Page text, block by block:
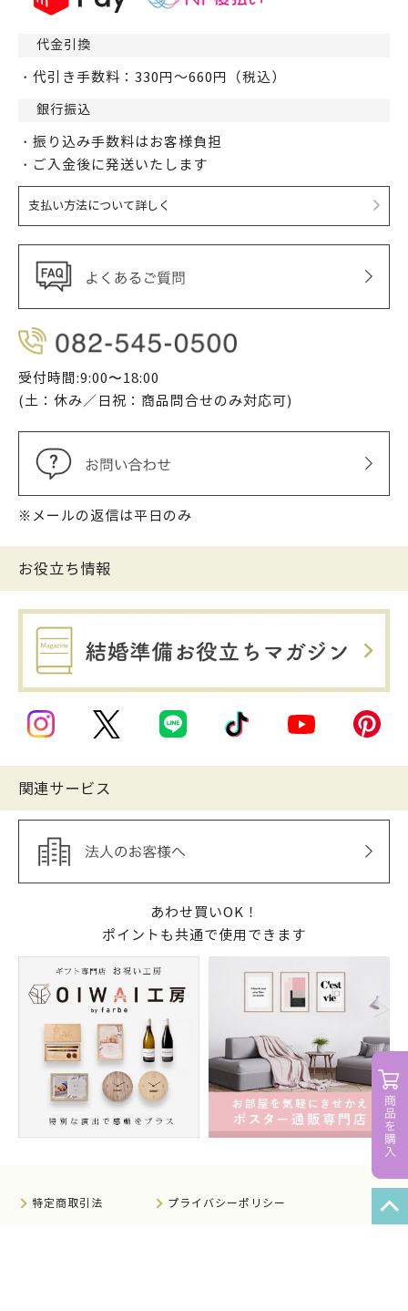
代金引換
・代引き手数料：330円～660円（税込）
銀行振込
・振り込み手数料はお客様負担
・ご入金後に発送いたします
支払い方法について詳しく
受付時間:9:00〜18:00
(土：休み／日祝：商品問合せのみ対応可)
※メールの返信は平日のみ
お役立ち情報
関連サービス
あわせ買いOK！
ポイントも共通で使用できます
特定商取引法 プライバシーポリシー